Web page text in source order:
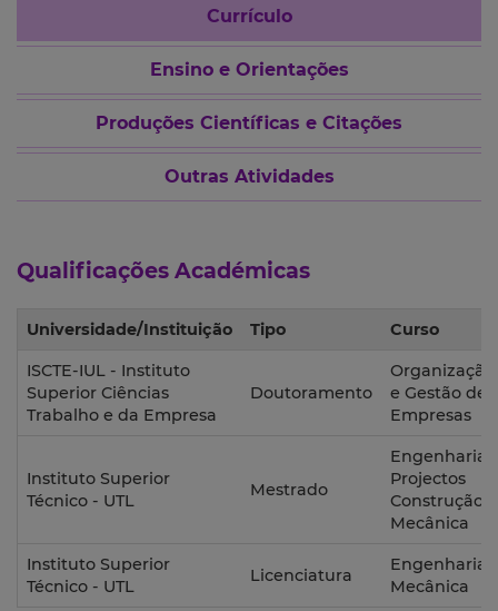
Currículo
Ensino e Orientações
Produções Científicas e Citações
Outras Atividades
Qualificações Académicas
Universidade/Instituição Tipo Curso
ISCTE-IUL - Instituto
Superior Ciências
Trabalho e da Empresa
Doutoramento
Organização
e Gestão de
Empresas
Instituto Superior
Técnico - UTL
Mestrado
Engenharia
Projectos
Construção
Mecânica
Instituto Superior
Técnico - UTL
Licenciatura
Engenharia
Mecânica